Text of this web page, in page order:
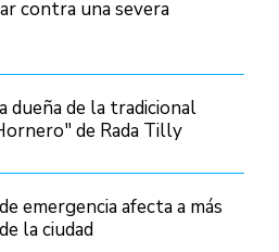
contra una severa
dueña de la tradicional
de Rada Tilly
emergencia afecta a más
la ciudad